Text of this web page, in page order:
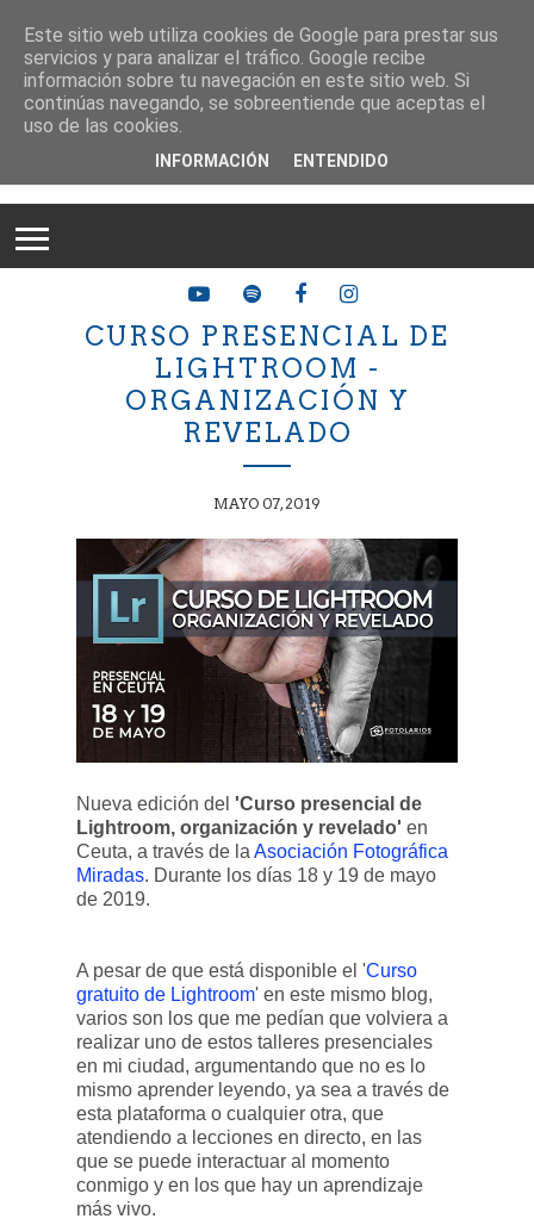
CURSO PRESENCIAL DE
LIGHTROOM -
ORGANIZACIÓN Y
REVELADO
MAYO 07, 2019
Nueva edición del 'Curso presencial de
Lightroom, organización y revelado' en
Ceuta, a través de la Asociación Fotográfica
Miradas. Durante los días 18 y 19 de mayo
de 2019.
A pesar de que está disponible el 'Curso
gratuito de Lightroom' en este mismo blog,
varios son los que me pedían que volviera a
realizar uno de estos talleres presenciales
en mi ciudad, argumentando que no es lo
mismo aprender leyendo, ya sea a través de
esta plataforma o cualquier otra, que
atendiendo a lecciones en directo, en las
que se puede interactuar al momento
conmigo y en los que hay un aprendizaje
más vivo.
Este sitio web utiliza cookies de Google para prestar sus
servicios y para analizar el tráfico. Google recibe
información sobre tu navegación en este sitio web. Si
continúas navegando, se sobreentiende que aceptas el
uso de las cookies.
INFORMACIÓN ENTENDIDO